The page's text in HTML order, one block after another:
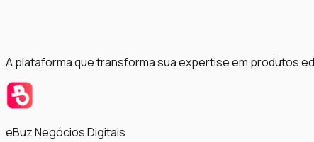
A plataforma que transforma sua expertise em produtos
eBuz Negócios Digitais